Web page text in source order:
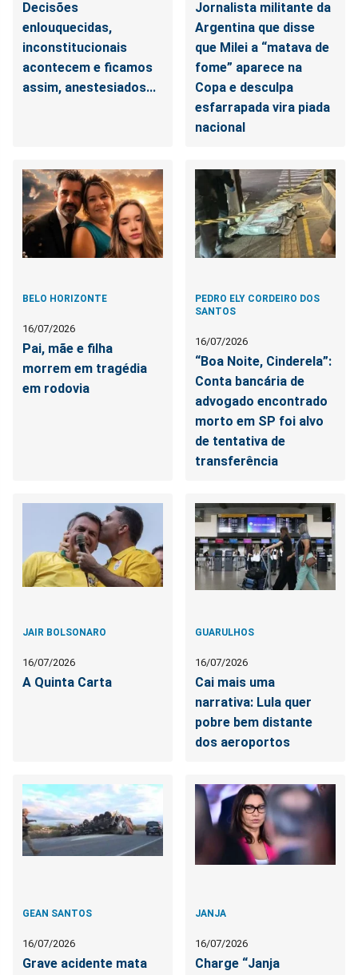
Decisões
enlouquecidas,
inconstitucionais
acontecem e ficamos
assim, anestesiados...
Jornalista militante da
Argentina que disse
que Milei a “matava de
fome” aparece na
Copa e desculpa
esfarrapada vira piada
nacional
BELO HORIZONTE
16/07/2026
Pai, mãe e filha
morrem em tragédia
em rodovia
PEDRO ELY CORDEIRO DOS
SANTOS
16/07/2026
“Boa Noite, Cinderela”:
Conta bancária de
advogado encontrado
morto em SP foi alvo
de tentativa de
transferência
JAIR BOLSONARO
16/07/2026
A Quinta Carta
GUARULHOS
16/07/2026
Cai mais uma
narrativa: Lula quer
pobre bem distante
dos aeroportos
GEAN SANTOS
16/07/2026
Grave acidente mata
JANJA
16/07/2026
Charge “Janja